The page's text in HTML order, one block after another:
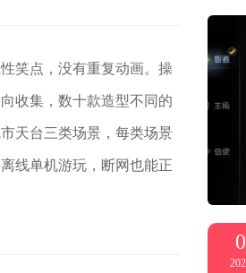
笑点，没有重复动画。操
收集，数十款造型不同的
天台三类场景，每类场景
线单机游玩，断网也能正